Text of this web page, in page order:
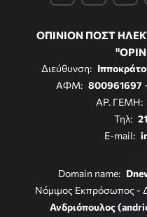
ΟΠΙΝΙΟΝ ΠΟΣΤ
Διεύθυνση:
ΑΦΜ: 800961697
ΑΡ. ΓΕΜΗ:
Τηλ:
E-mail:
Domain name:
Νόμιμος Εκπρόσωπος -
Ανδριόπουλος